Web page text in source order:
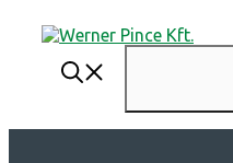
tartalomba